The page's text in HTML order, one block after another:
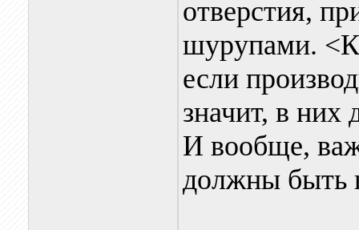
отверстия,
шурупами.
если
значит, в
И вообще,
должны быть